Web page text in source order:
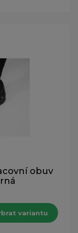
obuv
variantu